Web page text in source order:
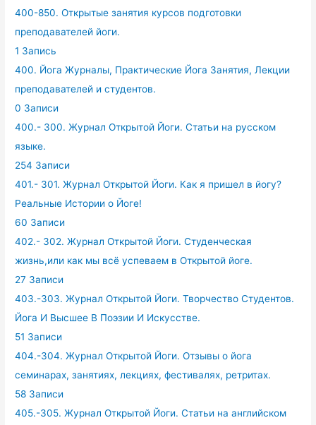
400-850. Открытые занятия курсов подготовки
преподавателей йоги.
1 Запись
400. Йога Журналы, Практические Йога Занятия, Лекции
преподавателей и студентов.
0 Записи
400.- 300. Журнал Открытой Йоги. Статьи на русском
языке.
254 Записи
401.- 301. Журнал Открытой Йоги. Как я пришел в йогу?
Реальные Истории о Йоге!
60 Записи
402.- 302. Журнал Открытой Йоги. Студенческая
жизнь,или как мы всё успеваем в Открытой йоге.
27 Записи
403.-303. Журнал Открытой Йоги. Творчество Студентов.
Йога И Высшее В Поэзии И Искусстве.
51 Записи
404.-304. Журнал Открытой Йоги. Отзывы о йога
семинарах, занятиях, лекциях, фестивалях, ретритах.
58 Записи
405.-305. Журнал Открытой Йоги. Статьи на английском